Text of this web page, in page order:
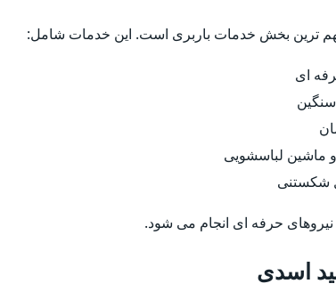
ترین بخش خدمات باربری است. این خدمات شامل:
ای
ماشین لباسشویی
شکستنی
حرفه ای انجام می شود.
اسدی